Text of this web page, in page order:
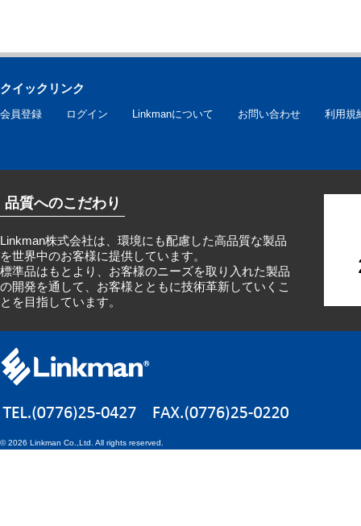
クイックリンク
会員登録 ログイン Linkmanについて お問い合わせ 利用規
品質へのこだわり
Linkman株式会社は、環境にも配慮した高品質な製品
を世界中のお客様に提供しています。
標準品はもとより、お客様のニーズを取り入れた製品
の開発を通して、お客様とともに技術革新していくこ
とを目指しています。
©2026 Linkman Co.,Ltd. All rights reserved.